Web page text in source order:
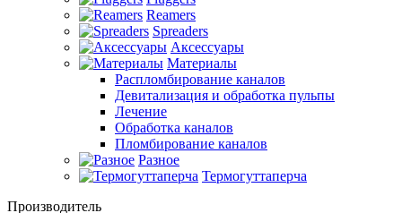
Reamers
Spreaders
Аксессуары
Материалы
Распломбирование каналов
Девитализация и обработка пульпы
Лечение
Обработка каналов
Пломбирование каналов
Разное
Термогуттаперча
Производитель